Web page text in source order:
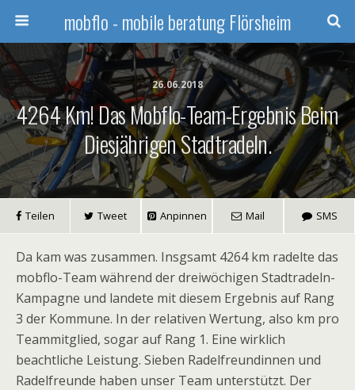
mobflo - mobile beratung Flörsheim
26.06.2018
4264 Km! Das Mobflo-Team-Ergebnis Beim
Diesjährigen Stadtradeln.
Teilen Tweet Anpinnen Mail SMS
Da kam was zusammen. Insgsamt 4264 km radelte das
mobflo-Team während der dreiwöchigen Stadtradeln-
Kampagne und landete mit diesem Ergebnis auf Rang
3 der Kommune. In der relativen Wertung, also km pro
Teammitglied, sogar auf Rang 1. Eine wirklich
beachtliche Leistung. Sieben Radelfreundinnen und
Radelfreunde haben unser Team unterstützt. Der